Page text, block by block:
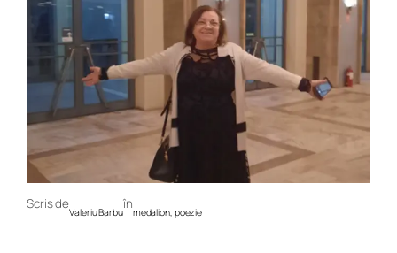
Scris de
Valeriu Barbu
în
medalion, poezie